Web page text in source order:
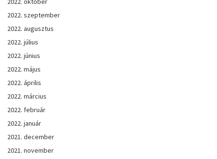
2022. szeptember
2022. augusztus
2022. július
2022. június
2022. május
2022. április
2022. március
2022. február
2022. január
2021. december
2021. november